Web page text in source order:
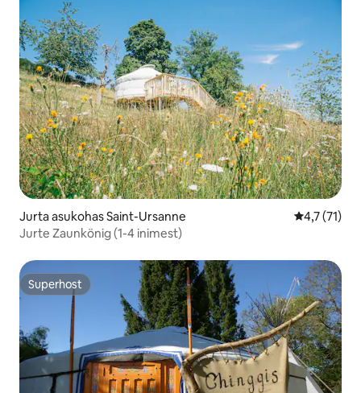
Jurta asukohas Saint-Ursanne Keskmine
4,7 (71)
Jurte Zaunkönig (1-4 inimest)
Superhost
Superhost